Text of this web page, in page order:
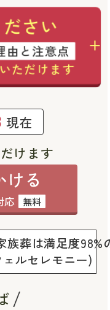
さい
由と注意点
ただけます
現在
けます
る
応 無料
族葬は満足度98%
ェルセレモニー)